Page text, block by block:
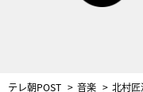
テレ朝POST 音楽